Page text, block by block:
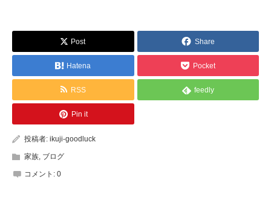
Post Share
Hatena Pocket
RSS feedly
Pin it
投稿者: ikuji-goodluck
家族, ブログ
コメント: 0